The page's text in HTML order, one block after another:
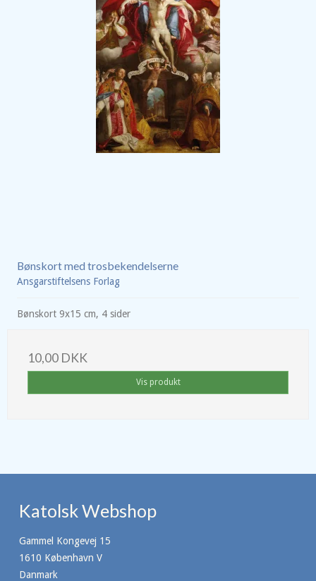
Bønskort med trosbekendelserne
Ansgarstiftelsens Forlag
Bønskort 9x15 cm, 4 sider
10,00 DKK
Vis produkt
Katolsk Webshop
Gammel Kongevej 15
1610 København V
Danmark